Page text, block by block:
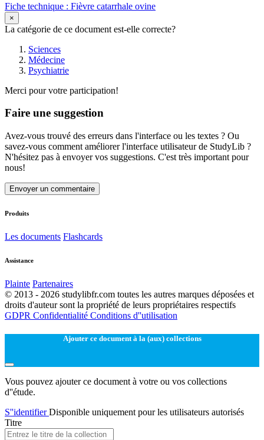
Fiche technique : Fièvre catarrhale ovine
×
La catégorie de ce document est-elle correcte?
Sciences
Médecine
Psychiatrie
Merci pour votre participation!
Faire une suggestion
Avez-vous trouvé des erreurs dans l'interface ou les textes ? Ou
savez-vous comment améliorer l'interface utilisateur de StudyLib ?
N'hésitez pas à envoyer vos suggestions. C'est très important pour
nous!
Envoyer un commentaire
Produits
Les documents Flashcards
Assistance
Plainte Partenaires
© 2013 - 2026 studylibfr.com toutes les autres marques déposées et
droits d'auteur sont la propriété de leurs propriétaires respectifs
GDPR Confidentialité Conditions d''utilisation
Ajouter ce document à la (aux) collections
Vous pouvez ajouter ce document à votre ou vos collections
d''étude.
S''identifierDisponible uniquement pour les utilisateurs autorisés
Titre